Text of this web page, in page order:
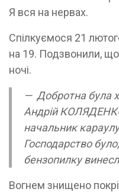
Я вся на нервах.
Спілкуємося 21
на 19. Подзвонили, що
ночі.
— Добротна була
Андрій
начальник
Господарство
бензопилку
Вогнем знищено